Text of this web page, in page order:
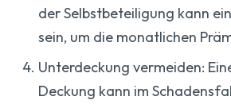
der Selbstbeteiligung kann
sein, um die monatlichen
Unterdeckung vermeiden:
Deckung kann im